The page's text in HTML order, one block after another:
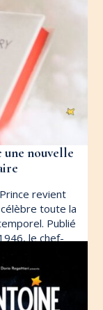
une nouvelle
revient
toute la
Publié
le chef-
imposé au